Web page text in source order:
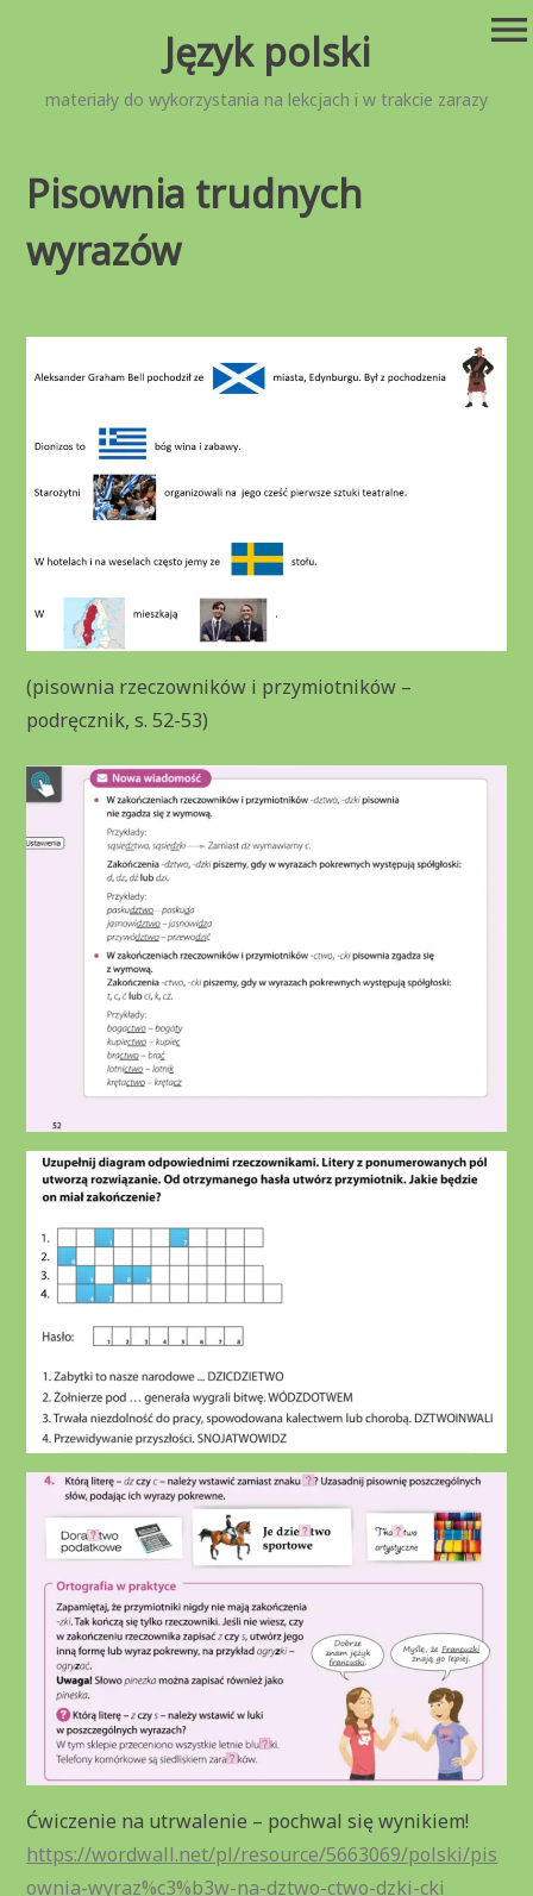
Język polski
materiały do wykorzystania na lekcjach i w trakcie zarazy
menu
Pisownia trudnych
wyrazów
(pisownia rzeczowników i przymiotników –
podręcznik, s. 52-53)
Ćwiczenie na utrwalenie – pochwal się wynikiem!
https://wordwall.net/pl/resource/5663069/polski/pis
ownia-wyraz%c3%b3w-na-dztwo-ctwo-dzki-cki